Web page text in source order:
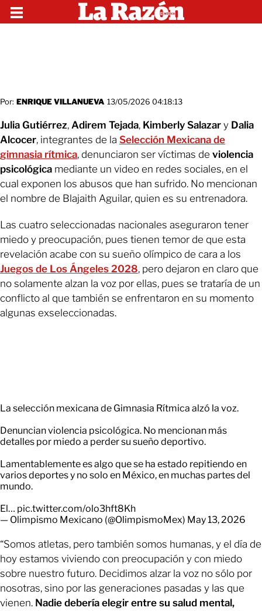
Por: ENRIQUE VILLANUEVA 13/05/2026 04:18:13
Julia Gutiérrez, Adirem Tejada, Kimberly Salazar y Dalia
Alcocer, integrantes de la Selección Mexicana de
gimnasia rítmica, denunciaron ser víctimas de violencia
psicológica mediante un video en redes sociales, en el
cual exponen los abusos que han sufrido. No mencionan
el nombre de Blajaith Aguilar, quien es su entrenadora.
Las cuatro seleccionadas nacionales aseguraron tener
miedo y preocupación, pues tienen temor de que esta
revelación acabe con su sueño olímpico de cara a los
Juegos de Los Ángeles 2028, pero dejaron en claro que
no solamente alzan la voz por ellas, pues se trataría de un
conflicto al que también se enfrentaron en su momento
algunas exseleccionadas.
La selección mexicana de Gimnasia Rítmica alzó la voz.
Denuncian violencia psicológica. No mencionan más
detalles por miedo a perder su sueño deportivo.
Lamentablemente es algo que se ha estado repitiendo en
varios deportes y no solo en México, en muchas partes del
mundo.
El… pic.twitter.com/olo3hft8Kh
— Olimpismo Mexicano (@OlimpismoMex) May 13, 2026
“Somos atletas, pero también somos humanas, y el día de
hoy estamos viviendo con preocupación y con miedo
sobre nuestro futuro. Decidimos alzar la voz no sólo por
nosotras, sino por las generaciones pasadas y las que
vienen. Nadie debería elegir entre su salud mental,